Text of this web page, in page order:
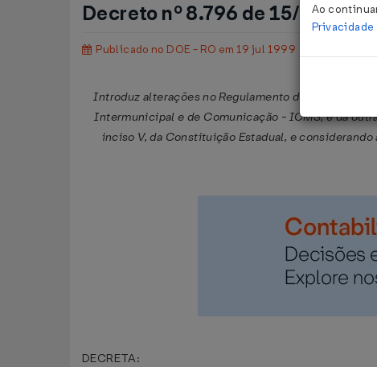
Decreto nº 8.796 de 15/07/1999
Publicado no DOE - RO em 19 jul 1999
Introduz alterações no Regulamento do Imposto
Intermunicipal e de Comunicação - ICMS, e dá
inciso V, da Constituição Estadual, e
DECRETA:
Ao
Privacidade